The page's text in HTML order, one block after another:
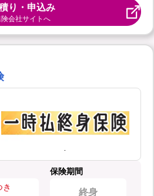
り・申込み
会社サイトへ
保険期間
終身